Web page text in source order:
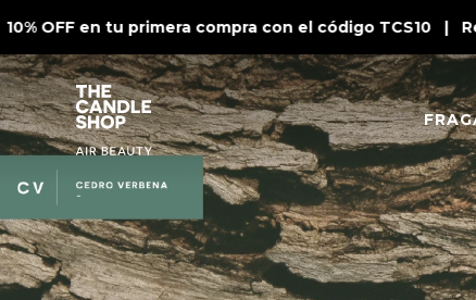
OFF en tu primera compra con el código TCS10 |